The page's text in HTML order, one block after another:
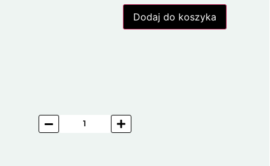
Dodaj do koszyka